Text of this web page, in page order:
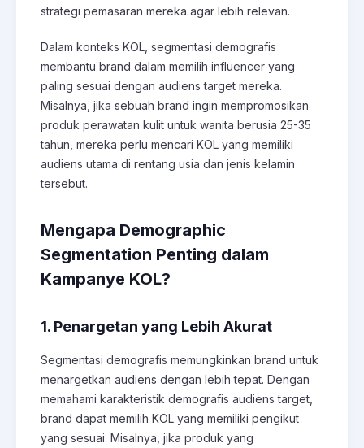
strategi pemasaran mereka agar lebih relevan.
Dalam konteks KOL, segmentasi demografis
membantu brand dalam memilih influencer yang
paling sesuai dengan audiens target mereka.
Misalnya, jika sebuah brand ingin mempromosikan
produk perawatan kulit untuk wanita berusia 25-35
tahun, mereka perlu mencari KOL yang memiliki
audiens utama di rentang usia dan jenis kelamin
tersebut.
Mengapa Demographic
Segmentation Penting dalam
Kampanye KOL?
1. Penargetan yang Lebih Akurat
Segmentasi demografis memungkinkan brand untuk
menargetkan audiens dengan lebih tepat. Dengan
memahami karakteristik demografis audiens target,
brand dapat memilih KOL yang memiliki pengikut
yang sesuai. Misalnya, jika produk yang